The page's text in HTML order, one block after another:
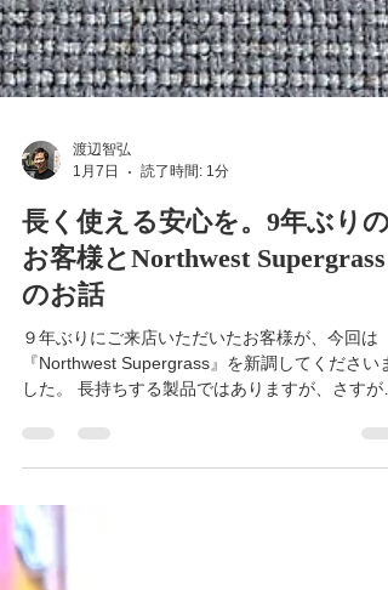
渡辺智弘
1月7日
長く使える安心を。9年ぶりの
お客様とNorthwest Supergrass
のお話
９年ぶりにご来店いただいたお客様が、今回は
『Northwest Supergrass』を新調してくださいま
トップシートはひび割れが目立ち、かなりお疲れ
気味の状態…。それでも驚いたのは、裏側のシェ
ル部分がしっかりと機能を保っていたことです。